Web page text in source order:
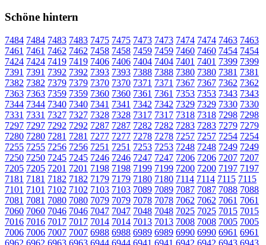
Schöne hintern
7484 7484 7483 7483 7475 7475 7473 7473 7474 7474 7463 7463
7461 7461 7462 7462 7458 7458 7459 7459 7460 7460 7454 7454
7424 7424 7419 7419 7406 7406 7404 7404 7401 7401 7399 7399
7391 7391 7392 7392 7393 7393 7388 7388 7380 7380 7381 7381
7382 7382 7379 7379 7370 7370 7371 7371 7367 7367 7362 7362
7363 7363 7359 7359 7360 7360 7361 7361 7353 7353 7343 7343
7344 7344 7340 7340 7341 7341 7342 7342 7329 7329 7330 7330
7331 7331 7327 7327 7328 7328 7317 7317 7318 7318 7298 7298
7297 7297 7292 7292 7287 7287 7282 7282 7283 7283 7279 7279
7280 7280 7281 7281 7277 7277 7278 7278 7257 7257 7254 7254
7255 7255 7256 7256 7251 7251 7253 7253 7248 7248 7249 7249
7250 7250 7245 7245 7246 7246 7247 7247 7206 7206 7207 7207
7205 7205 7201 7201 7198 7198 7199 7199 7200 7200 7197 7197
7181 7181 7182 7182 7179 7179 7180 7180 7114 7114 7115 7115
7101 7101 7102 7102 7103 7103 7089 7089 7087 7087 7088 7088
7081 7081 7080 7080 7079 7079 7078 7078 7062 7062 7061 7061
7060 7060 7046 7046 7047 7047 7048 7048 7025 7025 7015 7015
7016 7016 7017 7017 7014 7014 7013 7013 7008 7008 7005 7005
7006 7006 7007 7007 6988 6988 6989 6989 6990 6990 6961 6961
6962 6962 6963 6963 6944 6944 6941 6941 6942 6942 6943 6943